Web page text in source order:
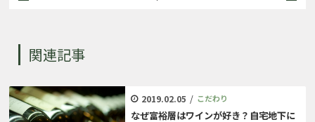
関連記事
2019.02.05 / こだわり
なぜ富裕層はワインが好き？自宅地下に